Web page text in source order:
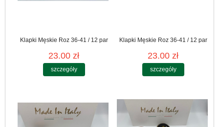
Klapki Męskie Roz 36-41 / 12 par
23.00 zł
szczegóły
Klapki Męskie Roz 36-41 / 12 par
23.00 zł
szczegóły